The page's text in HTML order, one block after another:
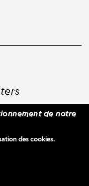
de notre
des cookies.